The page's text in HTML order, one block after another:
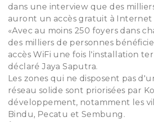
dans une interview que des
auront un accès gratuit à Internet
«Avec au moins 250 foyers dans
des milliers de personnes
accès WiFi une fois l'installation
déclaré Jaya Saputra.
Les zones qui ne disposent pas
réseau solide sont priorisées par
développement, notamment les
Bindu, Pecatu et Sembung.